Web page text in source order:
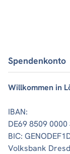
Spendenkonto
Willkommen in
IBAN:
DE69 8509
BIC:
Volksbank